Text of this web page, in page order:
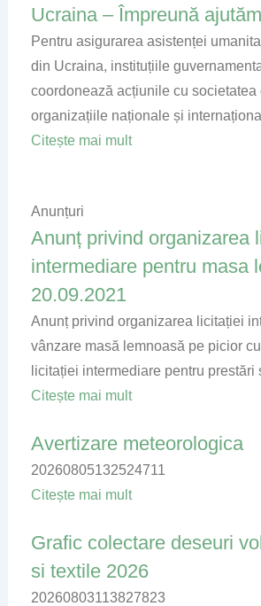
Ucraina – Împreună
Pentru asigurarea asistenței
din Ucraina, instituțiile
coordonează acțiunile cu societatea
organizațiile naționale și
Citește mai mult
Anunțuri
Anunț privind organizarea
intermediare pentru masa
20.09.2021
Anunț privind organizarea licitației
vânzare masă lemnoasă pe picior
licitației intermediare pentru prestări
Citește mai mult
Avertizare meteorologica
20260805132524711
Citește mai mult
Grafic colectare deseuri
si textile 2026
20260803113827823
Page
Page
PagePage